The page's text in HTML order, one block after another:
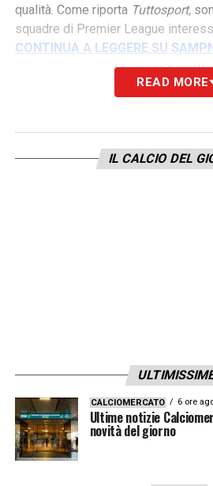
qualità. Come riporta Tuttosport,
squadre di Premier League
CONTINUA A LEGGERE SU
LA PLAYLIST DELLE
READ MORE
IL CALCIO DEL
CALCIOMERCATO 6 ore
Ultime notizie
novità del giorno